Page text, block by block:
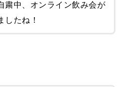
粛中、オンライン飲み会が
したね！